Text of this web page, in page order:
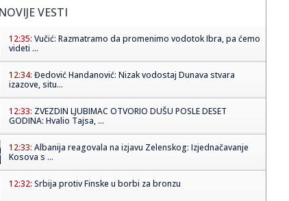
VESTI
12:35: Vučić: Razmatramo da promenimo vodotok Ibra, pa ćemo
videti ...
12:34: Đedović Handanović: Nizak vodostaj Dunava stvara
izazove, situ...
12:33: ZVEZDIN LJUBIMAC OTVORIO DUŠU POSLE DESET
GODINA: Hvalio Tajsa, ...
12:33: Albanija reagovala na izjavu Zelenskog: Izjednačavanje
Kosova s ...
12:32: Srbija protiv Finske u borbi za bronzu